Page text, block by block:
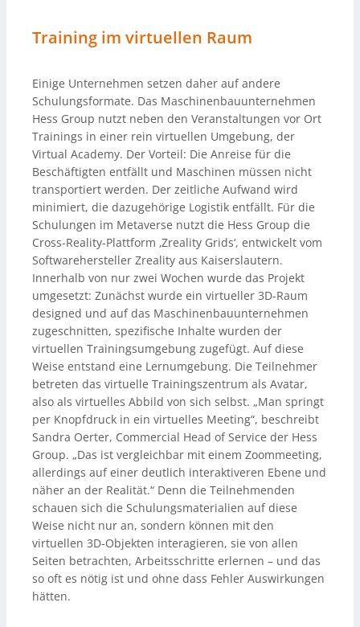
Training im virtuellen Raum
Einige Unternehmen setzen daher auf andere
Schulungsformate. Das Maschinenbauunternehmen
Hess Group nutzt neben den Veranstaltungen vor Ort
Trainings in einer rein virtuellen Umgebung, der
Virtual Academy. Der Vorteil: Die Anreise für die
Beschäftigten entfällt und Maschinen müssen nicht
transportiert werden. Der zeitliche Aufwand wird
minimiert, die dazugehörige Logistik entfällt. Für die
Schulungen im Metaverse nutzt die Hess Group die
Cross-Reality-Plattform ‚Zreality Grids‘, entwickelt vom
Softwarehersteller Zreality aus Kaiserslautern.
Innerhalb von nur zwei Wochen wurde das Projekt
umgesetzt: Zunächst wurde ein virtueller 3D-Raum
designed und auf das Maschinenbauunternehmen
zugeschnitten, spezifische Inhalte wurden der
virtuellen Trainingsumgebung zugefügt. Auf diese
Weise entstand eine Lernumgebung. Die Teilnehmer
betreten das virtuelle Trainingszentrum als Avatar,
also als virtuelles Abbild von sich selbst. „Man springt
per Knopfdruck in ein virtuelles Meeting“, beschreibt
Sandra Oerter, Commercial Head of Service der Hess
Group. „Das ist vergleichbar mit einem Zoommeeting,
allerdings auf einer deutlich interaktiveren Ebene und
näher an der Realität.“ Denn die Teilnehmenden
schauen sich die Schulungsmaterialien auf diese
Weise nicht nur an, sondern können mit den
virtuellen 3D-Objekten interagieren, sie von allen
Seiten betrachten, Arbeitsschritte erlernen – und das
so oft es nötig ist und ohne dass Fehler Auswirkungen
hätten.